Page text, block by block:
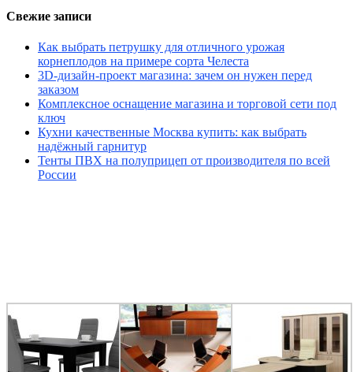
Свежие записи
Как выбрать петрушку для отличного урожая
корнеплодов на примере сорта Челеста
3D-дизайн-проект магазина: зачем он нужен перед
заказом
Комплексное оснащение магазина и торговой сети под
ключ
Кухни качественные Москва купить: как выбрать
надёжный гарнитур
Тенты ПВХ на полуприцеп от производителя по всей
России